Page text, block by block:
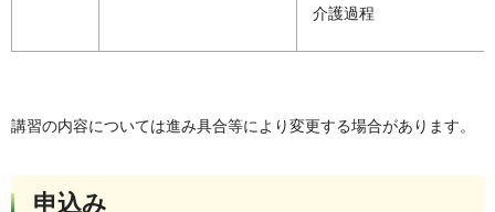
介護過程
講習の内容については進み具合等により変更する場合があります。
申込み